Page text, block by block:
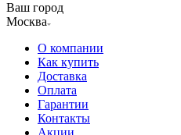
Ваш город
Москва
О компании
Как купить
Доставка
Оплата
Гарантии
Контакты
Акции